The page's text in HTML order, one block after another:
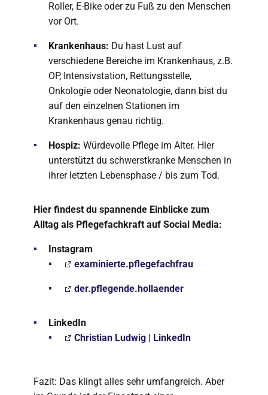
Roller, E-Bike oder zu Fuß zu den Menschen
vor Ort.
Krankenhaus: Du hast Lust auf
verschiedene Bereiche im Krankenhaus, z.B.
OP, Intensivstation, Rettungsstelle,
Onkologie oder Neonatologie, dann bist du
auf den einzelnen Stationen im
Krankenhaus genau richtig.
Hospiz: Würdevolle Pflege im Alter. Hier
unterstützt du schwerstkranke Menschen in
ihrer letzten Lebensphase / bis zum Tod.
Hier findest du spannende Einblicke zum
Alltag als Pflegefachkraft auf Social Media:
Instagram
examinierte.pflegefachfrau
der.pflegende.hollaender
LinkedIn
Christian Ludwig | LinkedIn
Fazit: Das klingt alles sehr umfangreich. Aber